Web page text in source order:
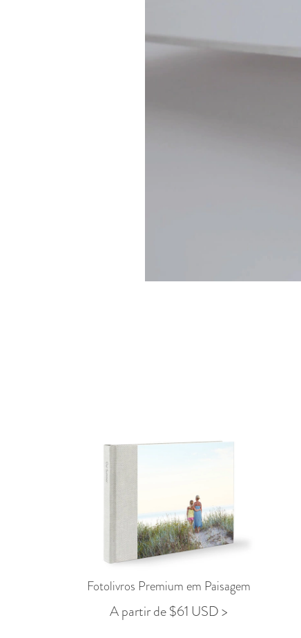
Fotolivros Premium em Paisagem
A partir de $61 USD >